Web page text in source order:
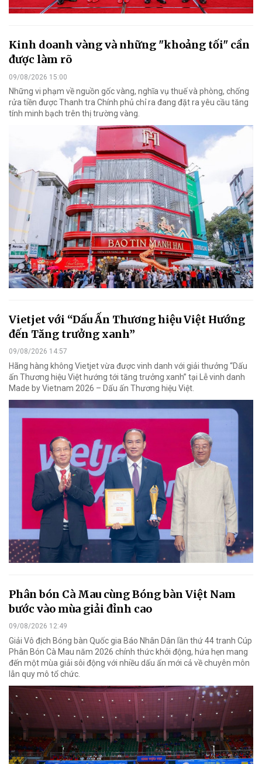
Kinh doanh vàng và những "khoảng tối" cần
được làm rõ
09/08/2026 15:00
Những vi phạm về nguồn gốc vàng, nghĩa vụ thuế và phòng, chống
rửa tiền được Thanh tra Chính phủ chỉ ra đang đặt ra yêu cầu tăng
tính minh bạch trên thị trường vàng.
Vietjet với “Dấu Ấn Thương hiệu Việt Hướng
đến Tăng trưởng xanh”
09/08/2026 14:57
Hãng hàng không Vietjet vừa được vinh danh với giải thưởng “Dấu
ấn Thương hiệu Việt hướng tới tăng trưởng xanh” tại Lễ vinh danh
Made by Vietnam 2026 – Dấu ấn Thương hiệu Việt.
Phân bón Cà Mau cùng Bóng bàn Việt Nam
bước vào mùa giải đỉnh cao
09/08/2026 12:49
Giải Vô địch Bóng bàn Quốc gia Báo Nhân Dân lần thứ 44 tranh Cúp
Phân Bón Cà Mau năm 2026 chính thức khởi động, hứa hẹn mang
đến một mùa giải sôi động với nhiều dấu ấn mới cả về chuyên môn
lẫn quy mô tổ chức.